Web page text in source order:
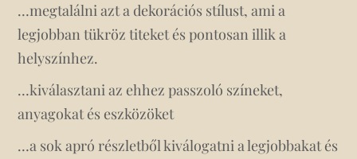
…megtalálni azt a dekorációs stílust, ami a
legjobban tükröz titeket és pontosan illik a
helyszínhez.
…kiválasztani az ehhez passzoló színeket,
anyagokat és eszközöket
…a sok apró részletből kiválogatni a legjobbakat és